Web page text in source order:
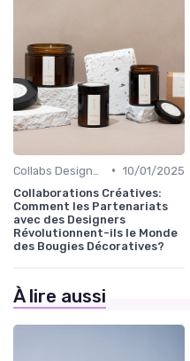
• 10/01/2025
Collaborations Créatives:
Comment les Partenariats
avec des Designers
Révolutionnent-ils le Monde
des Bougies Décoratives?
À lire aussi